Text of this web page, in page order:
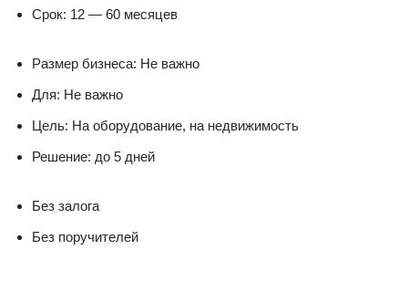
Срок: 12 — 60 месяцев
Размер бизнеса: Не важно
Для: Не важно
Цель: На оборудование, на недвижимость
Решение: до 5 дней
Без залога
Без поручителей